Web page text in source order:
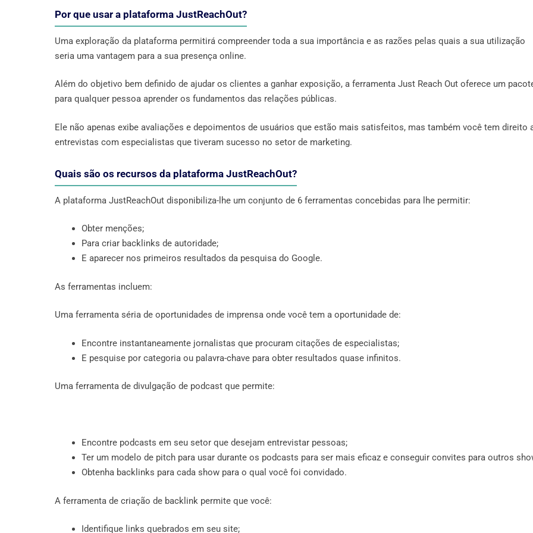
Por que usar a plataforma JustReachOut?
Uma exploração da plataforma permitirá compreender toda a sua importância e as razões pelas quais a sua utilização
seria uma vantagem para a sua presença online.
Além do objetivo bem definido de ajudar os clientes a ganhar exposição, a ferramenta Just Reach Out oferece um
para qualquer pessoa aprender os fundamentos das relações públicas.
Ele não apenas exibe avaliações e depoimentos de usuários que estão mais satisfeitos, mas também você tem direito
entrevistas com especialistas que tiveram sucesso no setor de marketing.
Quais são os recursos da plataforma JustReachOut?
A plataforma JustReachOut disponibiliza-lhe um conjunto de 6 ferramentas concebidas para lhe permitir:
Obter menções;
Para criar backlinks de autoridade;
E aparecer nos primeiros resultados da pesquisa do Google.
As ferramentas incluem:
Uma ferramenta séria de oportunidades de imprensa onde você tem a oportunidade de:
Encontre instantaneamente jornalistas que procuram citações de especialistas;
E pesquise por categoria ou palavra-chave para obter resultados quase infinitos.
Uma ferramenta de divulgação de podcast que permite:
Encontre podcasts em seu setor que desejam entrevistar pessoas;
Ter um modelo de pitch para usar durante os podcasts para ser mais eficaz e conseguir convites para outros
Obtenha backlinks para cada show para o qual você foi convidado.
A ferramenta de criação de backlink permite que você:
Identifique links quebrados em seu site;